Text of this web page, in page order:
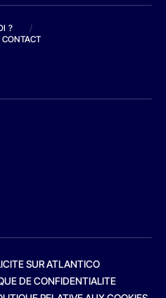
?
/
CONTACT
SUR ATLANTICO
DE CONFIDENTIALITE